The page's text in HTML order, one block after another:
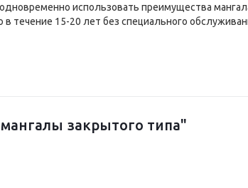
использовать преимущества
в течение 15-20 лет без специального
закрытого типа"